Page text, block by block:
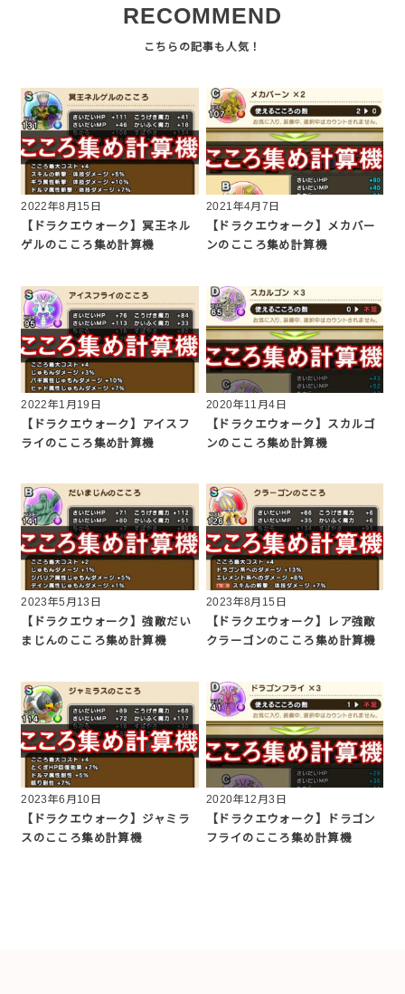
RECOMMEND
2022年8月15日
【ドラクエウォーク】冥王ネル
ゲルのこころ集め計算機
2021年4月7日
【ドラクエウォーク】メカバー
ンのこころ集め計算機
2022年1月19日
【ドラクエウォーク】アイスフ
ライのこころ集め計算機
2020年11月4日
【ドラクエウォーク】スカルゴ
ンのこころ集め計算機
2023年5月13日
【ドラクエウォーク】強敵だい
まじんのこころ集め計算機
2023年8月15日
【ドラクエウォーク】レア強敵
クラーゴンのこころ集め計算機
2023年6月10日
【ドラクエウォーク】ジャミラ
スのこころ集め計算機
2020年12月3日
【ドラクエウォーク】ドラゴン
フライのこころ集め計算機